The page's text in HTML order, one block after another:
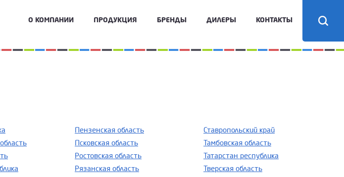
О КОМПАНИИ ПРОДУКЦИЯ БРЕНДЫ ДИЛЕРЫ КОНТАКТЫ
Пензенская область
Псковская область
Ростовская область
Рязанская область
Ставропольский край
Тамбовская область
Татарстан республика
Тверская область